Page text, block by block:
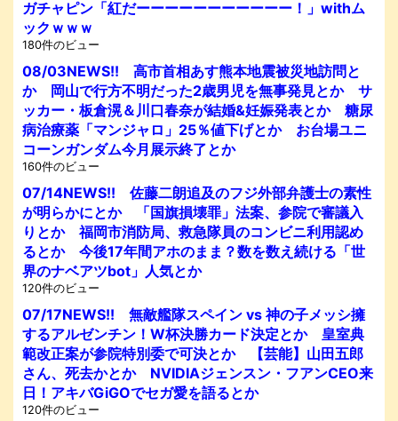
ガチャピン「紅だーーーーーーーーーーー！」withム
ックｗｗｗ
180件のビュー
08/03NEWS!! 高市首相あす熊本地震被災地訪問と
か 岡山で行方不明だった2歳男児を無事発見とか サ
ッカー・板倉滉＆川口春奈が結婚&妊娠発表とか 糖尿
病治療薬「マンジャロ」25％値下げとか お台場ユニ
コーンガンダム今月展示終了とか
160件のビュー
07/14NEWS!! 佐藤二朗追及のフジ外部弁護士の素性
が明らかにとか 「国旗損壊罪」法案、参院で審議入
りとか 福岡市消防局、救急隊員のコンビニ利用認め
るとか 今後17年間アホのまま？数を数え続ける「世
界のナベアツbot」人気とか
120件のビュー
07/17NEWS!! 無敵艦隊スペイン vs 神の子メッシ擁
するアルゼンチン！W杯決勝カード決定とか 皇室典
範改正案が参院特別委で可決とか 【芸能】山田五郎
さん、死去かとか NVIDIAジェンスン・フアンCEO来
日！アキバGiGOでセガ愛を語るとか
120件のビュー